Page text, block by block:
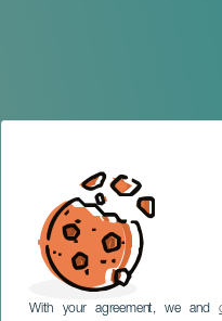
With your agreement, we and